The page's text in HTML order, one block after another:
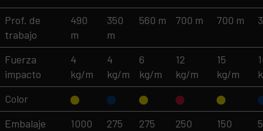
Prof. de
trabajo
490
m
350
m
560 m 700 m 700 m
Fuerza
impacto
4
kg/m
4
kg/m
6
kg/m
12
kg/m
15
kg/m
Color
Embalaje
1000
275
275
250
150